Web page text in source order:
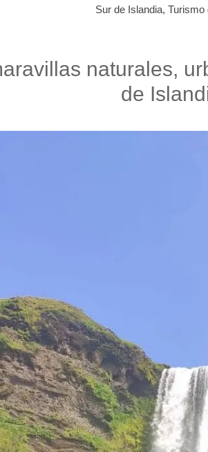
Sur de Islandia, Turismo
naturales,
de